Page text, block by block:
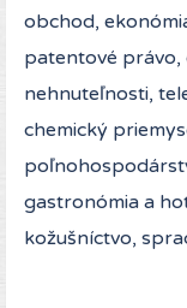
obchod,
patentové právo,
nehnuteľnosti,
chemický
gastronómia a
kožušníctvo,